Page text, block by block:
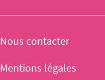
Nous contacter
Mentions légales